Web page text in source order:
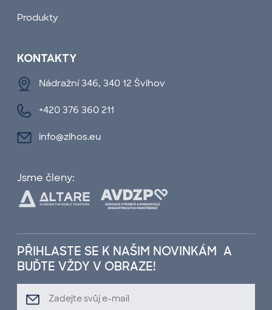
Produkty
KONTAKTY
Nádražní 346, 340 12 Švihov
+420 376 360 211
info@zihos.eu
Jsme členy:
PŘIHLASTE SE K NAŠIM NOVINKÁM A
BUĎTE VŽDY V OBRAZE!